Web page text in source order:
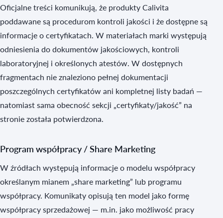
Oficjalne treści komunikują, że produkty Calivita
poddawane są procedurom kontroli jakości i że dostępne są
informacje o certyfikatach. W materiałach marki występują
odniesienia do dokumentów jakościowych, kontroli
laboratoryjnej i określonych atestów. W dostępnych
fragmentach nie znaleziono pełnej dokumentacji
poszczególnych certyfikatów ani kompletnej listy badań —
natomiast sama obecność sekcji „certyfikaty/jakość” na
stronie została potwierdzona.
Program współpracy / Share Marketing
W źródłach występują informacje o modelu współpracy
określanym mianem „share marketing” lub programu
współpracy. Komunikaty opisują ten model jako formę
współpracy sprzedażowej — m.in. jako możliwość pracy